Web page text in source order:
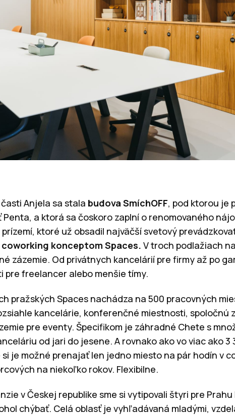
Anjela sa stala budova SmíchOFF, pod ktorou je
a ktorá sa čoskoro zaplní o renomovaného
ktoré už obsadil najväčší svetový
coworking konceptom Spaces. V troch podlažiach
zázemie. Od privátnych kancelárií pre firmy až po
pre freelancer alebo menšie tímy.
pražských Spaces nachádza na 500 pracovných
kancelárie, konferenčné miestnosti, spoločnú
pre eventy. Špecifikom je záhradné Chete s
od jari do jesene. A rovnako ako vo viac ako 3
je možné prenajať len jedno miesto na pár hodín v
na niekoľko rokov. Flexibilne.
v Českej republike sme si vytipovali štyri pre
chýbať. Celá oblasť je vyhľadávaná mladými,